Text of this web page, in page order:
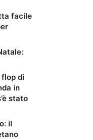
facile
di
in
stato
il